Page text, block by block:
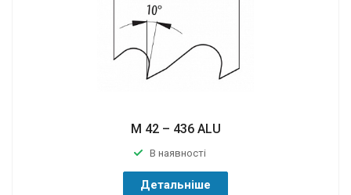
M 42 – 436 ALU
В наявності
Детальніше